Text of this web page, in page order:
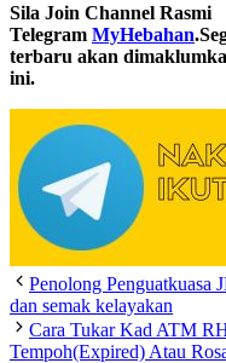
Sila Join Channel Rasmi
Telegram MyHebahan
terbaru akan
ini.
Penolong Penguatkuasa
dan semak kelayakan
Cara Tukar Kad ATM
Tempoh(Expired) Atau